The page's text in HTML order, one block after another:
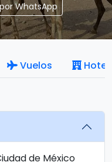
WhatsApp
Vuelos
de México